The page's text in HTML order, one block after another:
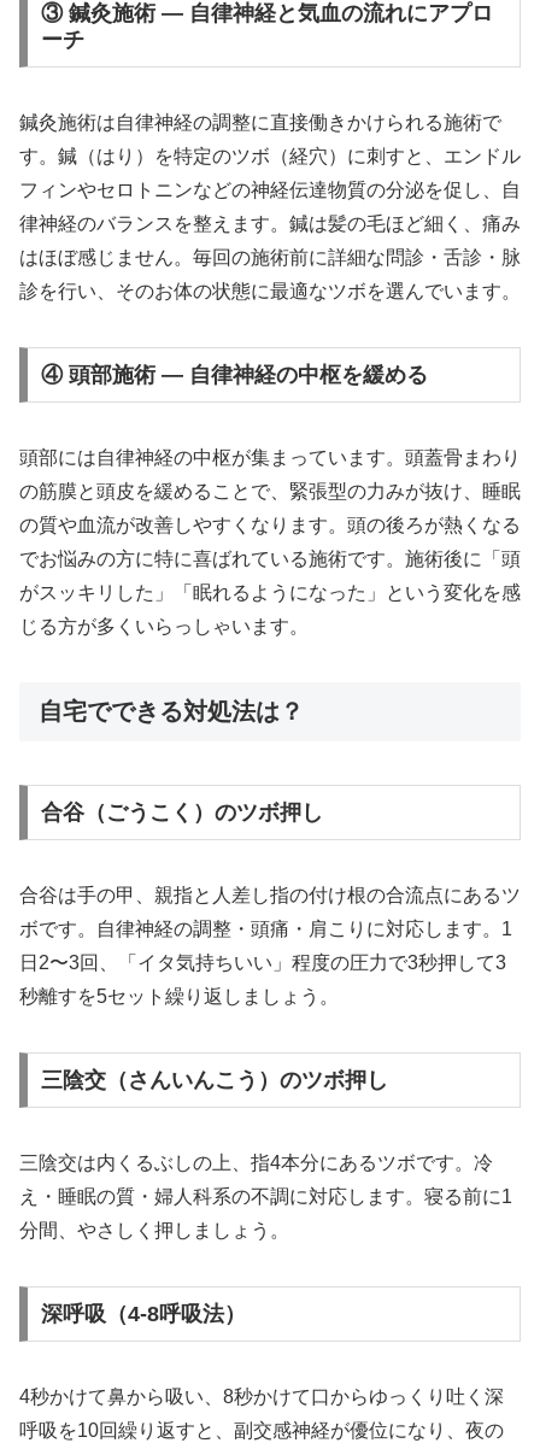
③ 鍼灸施術 — 自律神経と気血の流れにアプロ
ーチ
鍼灸施術は自律神経の調整に直接働きかけられる施術で
す。鍼（はり）を特定のツボ（経穴）に刺すと、エンドル
フィンやセロトニンなどの神経伝達物質の分泌を促し、自
律神経のバランスを整えます。鍼は髪の毛ほど細く、痛み
はほぼ感じません。毎回の施術前に詳細な問診・舌診・脉
診を行い、そのお体の状態に最適なツボを選んでいます。
④ 頭部施術 — 自律神経の中枢を緩める
頭部には自律神経の中枢が集まっています。頭蓋骨まわり
の筋膜と頭皮を緩めることで、緊張型の力みが抜け、睡眠
の質や血流が改善しやすくなります。頭の後ろが熱くなる
でお悩みの方に特に喜ばれている施術です。施術後に「頭
がスッキリした」「眠れるようになった」という変化を感
じる方が多くいらっしゃいます。
自宅でできる対処法は？
合谷（ごうこく）のツボ押し
合谷は手の甲、親指と人差し指の付け根の合流点にあるツ
ボです。自律神経の調整・頭痛・肩こりに対応します。1
日2〜3回、「イタ気持ちいい」程度の圧力で3秒押して3
秒離すを5セット繰り返しましょう。
三陰交（さんいんこう）のツボ押し
三陰交は内くるぶしの上、指4本分にあるツボです。冷
え・睡眠の質・婦人科系の不調に対応します。寝る前に1
分間、やさしく押しましょう。
深呼吸（4-8呼吸法）
4秒かけて鼻から吸い、8秒かけて口からゆっくり吐く深
呼吸を10回繰り返すと、副交感神経が優位になり、夜の